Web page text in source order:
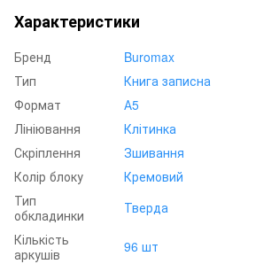
Характеристики
Бренд
Buromax
Тип
Книга записна
Формат
А5
Лініювання
Клітинка
Скріплення
Зшивання
Колір блоку
Кремовий
Тип
обкладинки
Тверда
Кількість
аркушів
96 шт